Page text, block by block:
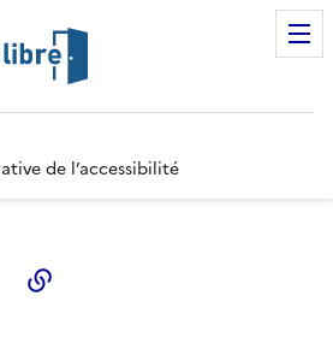
de l’accessibilité
Twitter)
Linkedin